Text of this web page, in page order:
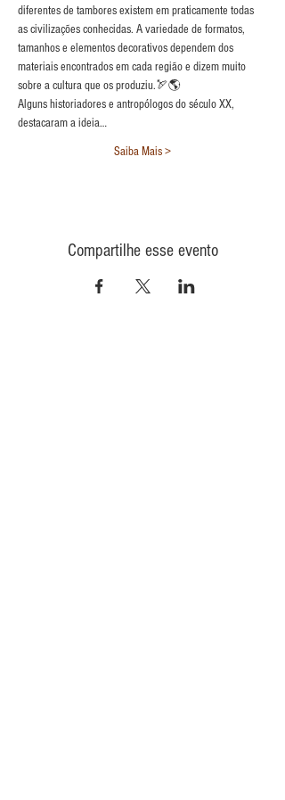
diferentes de tambores existem em praticamente todas
as civilizações conhecidas. A variedade de formatos,
tamanhos e elementos decorativos dependem dos
materiais encontrados em cada região e dizem muito
sobre a cultura que os produziu.🏹🌎
Alguns historiadores e antropólogos do século XX,
destacaram a ideia…
Saiba Mais >
Compartilhe esse evento